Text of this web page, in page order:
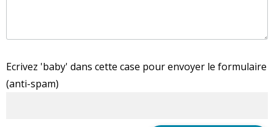
Ecrivez 'baby' dans cette case pour envoyer le formulaire
(anti-spam)